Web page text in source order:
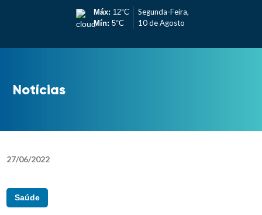
Máx: 12°C
Mín: 5°C
Segunda-Feira,
10 de Agosto
Notícias
27/06/2022
Saúde